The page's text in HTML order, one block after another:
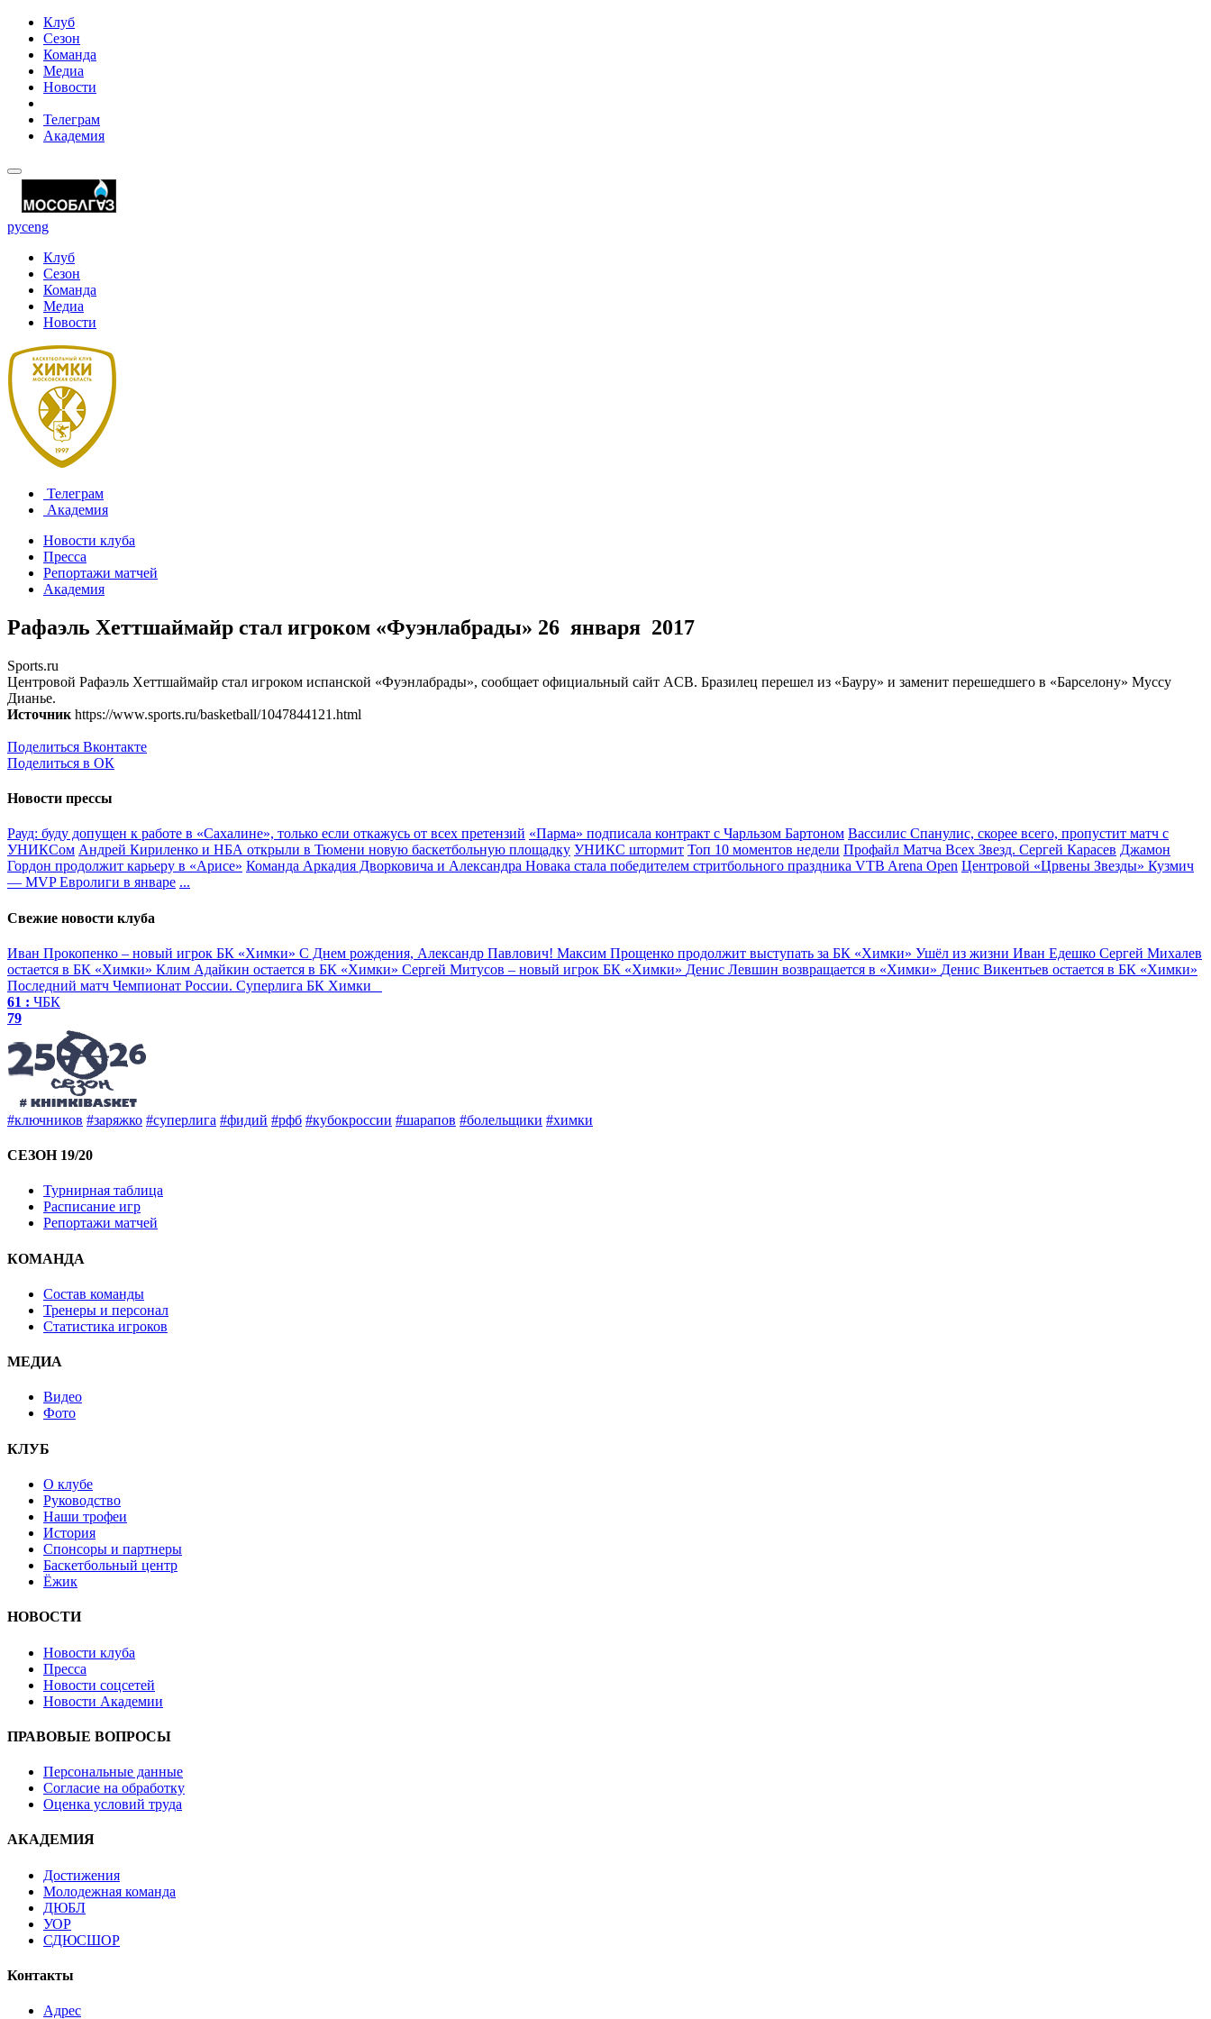
Клуб
Сезон
Команда
Медиа
Новости
Телеграм
Академия
русeng
Клуб
Сезон
Команда
Медиа
Новости
Телеграм
Академия
Новости клуба
Пресса
Репортажи матчей
Академия
Рафаэль Хеттшаймайр стал игроком «Фуэнлабрады» 26 января 2017
Sports.ru
Центровой Рафаэль Хеттшаймайр стал игроком испанской «Фуэнлабрады», сообщает официальный сайт ACB. Бразилец перешел из «Бауру» и заменит перешедшего в «Барселону» Муссу
Дианье.
Источник https://www.sports.ru/basketball/1047844121.html
Поделиться Вконтакте
Поделиться в ОК
Новости прессы
Рауд: буду допущен к работе в «Сахалине», только если откажусь от всех претензий «Парма» подписала контракт с Чарльзом Бартоном Вассилис Спанулис, скорее всего, пропустит матч с
УНИКСом Андрей Кириленко и НБА открыли в Тюмени новую баскетбольную площадку УНИКС штормит Топ 10 моментов недели Профайл Матча Всех Звезд. Сергей Карасев Джамон
Гордон продолжит карьеру в «Арисе» Команда Аркадия Дворковича и Александра Новака стала победителем стритбольного праздника VTB Arena Open Центровой «Црвены Звезды» Кузмич
— MVP Евролиги в январе ...
Свежие новости клуба
Иван Прокопенко – новый игрок БК «Химки» С Днем рождения, Александр Павлович! Максим Прощенко продолжит выступать за БК «Химки» Ушёл из жизни Иван Едешко Сергей Михалев
остается в БК «Химки» Клим Адайкин остается в БК «Химки» Сергей Митусов – новый игрок БК «Химки» Денис Левшин возвращается в «Химки» Денис Викентьев остается в БК «Химки»
Последний матч Чемпионат России. Суперлига БК Химки
61 : ЧБК
79
#ключников #заряжко #суперлига #фидий #рфб #кубокроссии #шарапов #болельщики #химки
СЕЗОН 19/20
Турнирная таблица
Расписание игр
Репортажи матчей
КОМАНДА
Состав команды
Тренеры и персонал
Статистика игроков
МЕДИА
Видео
Фото
КЛУБ
О клубе
Руководство
Наши трофеи
История
Спонсоры и партнеры
Баскетбольный центр
Ёжик
НОВОСТИ
Новости клуба
Пресса
Новости соцсетей
Новости Академии
ПРАВОВЫЕ ВОПРОСЫ
Персональные данные
Согласие на обработку
Оценка условий труда
АКАДЕМИЯ
Достижения
Молодежная команда
ДЮБЛ
УОР
СДЮСШОР
Контакты
Адрес